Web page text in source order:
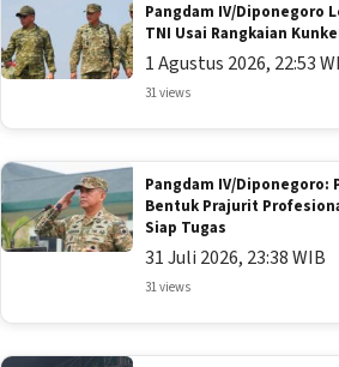
Pangdam IV/Diponegoro
TNI Usai Rangkaian
1 Agustus 2026, 22:53
31 views
Pangdam IV/Diponegoro:
Bentuk Prajurit
Siap Tugas
31 Juli 2026, 23:38 WIB
31 views